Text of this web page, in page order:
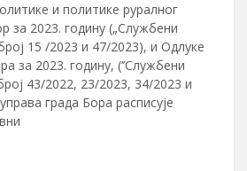
и политике руралног
за 2023. годину („Службени
15 /2023 и 47/2023), и Одлуке
за 2023. годину, (‘’Службени
43/2022, 23/2023, 34/2023 и
града Бора расписује